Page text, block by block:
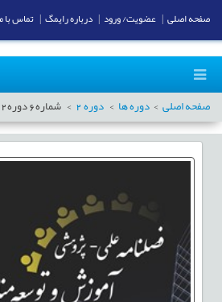
صفحه اصلی دوره ها دوره2 شماره6دوره2
صفحه اصلی عضویت/ ورود درباره رایمگ تماس با ما